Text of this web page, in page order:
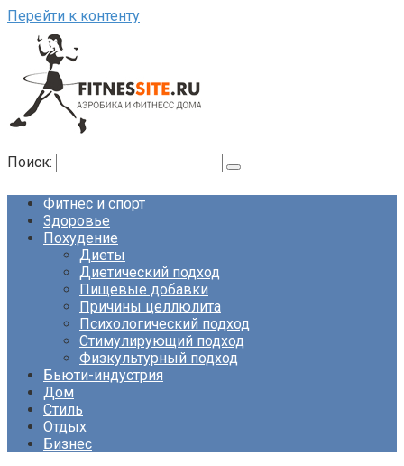
Перейти к контенту
Поиск:
Фитнес и спорт
Здоровье
Похудение
Диеты
Диетический подход
Пищевые добавки
Причины целлюлита
Психологический подход
Стимулирующий подход
Физкультурный подход
Бьюти-индустрия
Дом
Стиль
Отдых
Бизнес